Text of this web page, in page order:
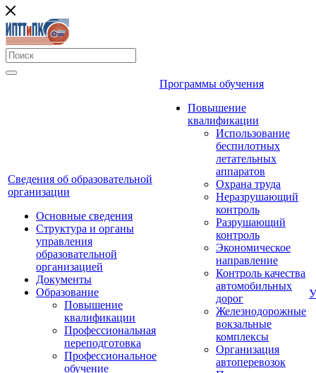
Сведения об образовательной
организации
Основные сведения
Структура и органы
управления
образовательной
организацией
Документы
Образование
Повышение
квалификации
Профессиональная
переподготовка
Профессиональное
обучение
Программы обучения
Повышение
квалификации
Использование
беспилотных
летательных
аппаратов
Охрана труда
Неразрушающий
контроль
Разрушающий
контроль
Экономическое
направление
Контроль качества
автомобильных
дорог
Железнодорожные
вокзальные
комплексы
Организация
автоперевозок